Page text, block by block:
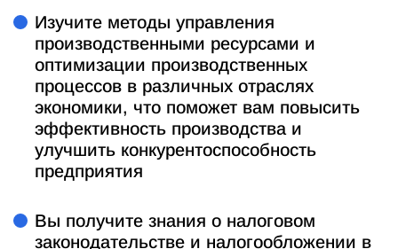
Изучите методы управления
производственными ресурсами и
оптимизации производственных
процессов в различных отраслях
экономики, что поможет вам повысить
эффективность производства и
улучшить конкурентоспособность
предприятия
Вы получите знания о налоговом
законодательстве и налогообложении в